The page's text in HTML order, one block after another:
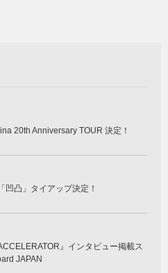
20th Anniversary TOUR 決定！
凹凸」タイアップ決定！
』インタビュー掲載ス
JAPAN